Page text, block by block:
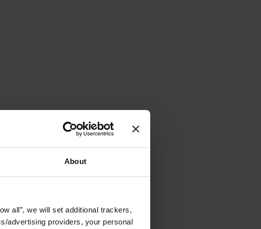
About
all”, we will set additional trackers,
advertising providers, your personal